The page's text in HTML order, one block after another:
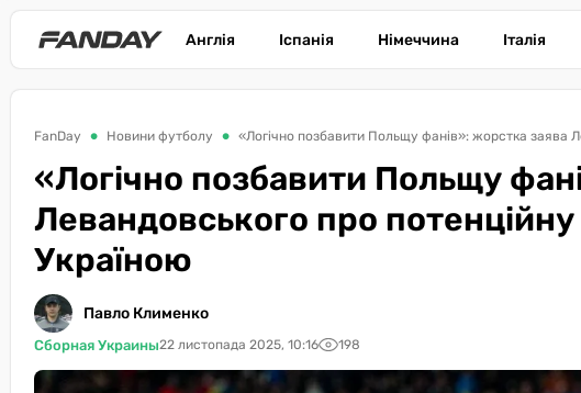
Англія Іспанія Німеччина Італія
FanDay Новини футболу «Логічно позбавити Польщу фанів»: жорстка заява
«Логічно позбавити Польщу
Левандовського про
Україною
Павло Клименко
Сборная Украины22 листопада 2025, 10:16 198